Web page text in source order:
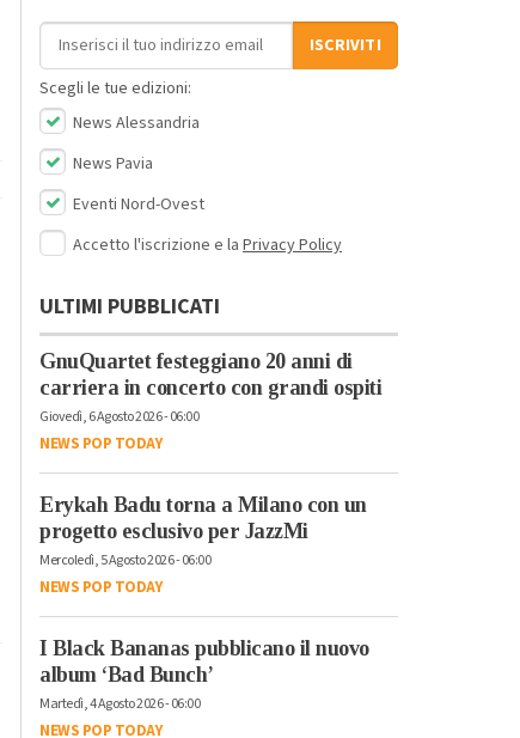
Indirizzo email
ISCRIVITI
Scegli le tue edizioni:
News Alessandria
News Pavia
Eventi Nord-Ovest
Accetto l'iscrizione e la Privacy Policy
ULTIMI PUBBLICATI
GnuQuartet festeggiano 20 anni di
carriera in concerto con grandi ospiti
Giovedì, 6 Agosto 2026 - 06:00
NEWS POP TODAY
Erykah Badu torna a Milano con un
progetto esclusivo per JazzMi
Mercoledì, 5 Agosto 2026 - 06:00
NEWS POP TODAY
I Black Bananas pubblicano il nuovo
album ‘Bad Bunch’
Martedì, 4 Agosto 2026 - 06:00
NEWS POP TODAY